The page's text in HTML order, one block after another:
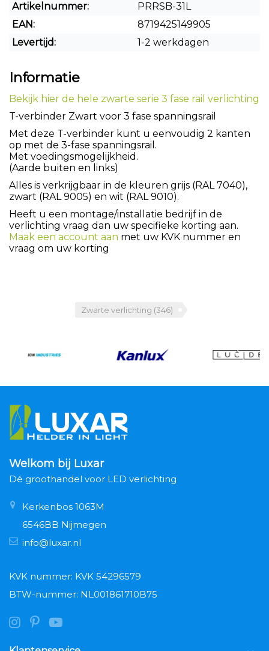
Artikelnummer:
PRRSB-31L
EAN:
8719425149905
Levertijd:
1-2 werkdagen
Informatie
Bekijk hier de hele zwarte serie 3 fase rail verlichting
T-verbinder Zwart voor 3 fase spanningsrail
Met deze T-verbinder kunt u eenvoudig 2 kanten
op met de 3-fase spanningsrail.
Met voedingsmogelijkheid.
(Aarde buiten en links)
Alles is verkrijgbaar in de kleuren grijs (RAL 7040),
zwart (RAL 9005) en wit (RAL 9010).
Heeft u een montage/installatie bedrijf in de
verlichting vraag dan uw specifieke korting aan.
Maak een account aan met uw KVK nummer en
vraag om uw korting
Zwarte verlichting (346)
Welkom bij Luxar
Dé groothandel voor LED verlichting
Kerkenbos 1063M
6546BB Nijmegen
info@luxar.nl
KVK nummer: KVK 54296579
BTW-nummer: NL001861710B75